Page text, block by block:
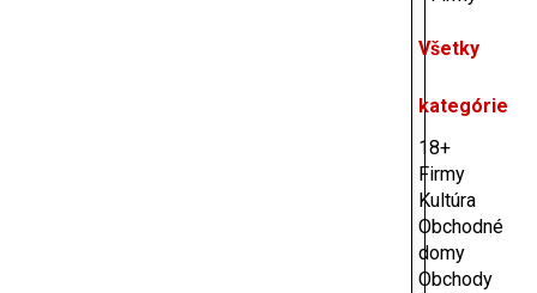
Všetky
kategórie
18+
Firmy
Kultúra
Obchodné
domy
Obchody